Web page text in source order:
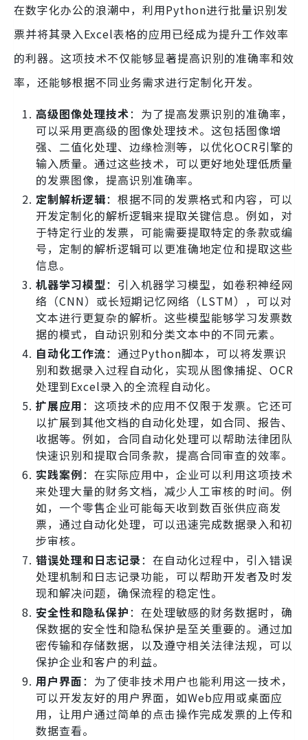
在数字化办公的浪潮中，利用Python进行批量识别发
票并将其录入Excel表格的应用已经成为提升工作效率
的利器。这项技术不仅能够显著提高识别的准确率和效
率，还能够根据不同业务需求进行定制化开发。
高级图像处理技术：为了提高发票识别的准确率，
可以采用更高级的图像处理技术。这包括图像增
强、二值化处理、边缘检测等，以优化OCR引擎的
输入质量。通过这些技术，可以更好地处理低质量
的发票图像，提高识别准确率。
定制解析逻辑：根据不同的发票格式和内容，可以
开发定制化的解析逻辑来提取关键信息。例如，对
于特定行业的发票，可能需要提取特定的条款或编
号，定制的解析逻辑可以更准确地定位和提取这些
信息。
机器学习模型：引入机器学习模型，如卷积神经网
络（CNN）或长短期记忆网络（LSTM），可以对
文本进行更复杂的解析。这些模型能够学习发票数
据的模式，自动识别和分类文本中的不同元素。
自动化工作流：通过Python脚本，可以将发票识
别和数据录入过程自动化，实现从图像捕捉、OCR
处理到Excel录入的全流程自动化。
扩展应用：这项技术的应用不仅限于发票。它还可
以扩展到其他文档的自动化处理，如合同、报告、
收据等。例如，合同自动化处理可以帮助法律团队
快速识别和提取合同条款，提高合同审查的效率。
实践案例：在实际应用中，企业可以利用这项技术
来处理大量的财务文档，减少人工审核的时间。例
如，一个零售企业可能每天收到数百张供应商发
票，通过自动化处理，可以迅速完成数据录入和初
步审核。
错误处理和日志记录：在自动化过程中，引入错误
处理机制和日志记录功能，可以帮助开发者及时发
现和解决问题，确保流程的稳定性。
安全性和隐私保护：在处理敏感的财务数据时，确
保数据的安全性和隐私保护是至关重要的。通过加
密传输和存储数据，以及遵守相关法律法规，可以
保护企业和客户的利益。
用户界面：为了使非技术用户也能利用这一技术，
可以开发友好的用户界面，如Web应用或桌面应
用，让用户通过简单的点击操作完成发票的上传和
数据查看。